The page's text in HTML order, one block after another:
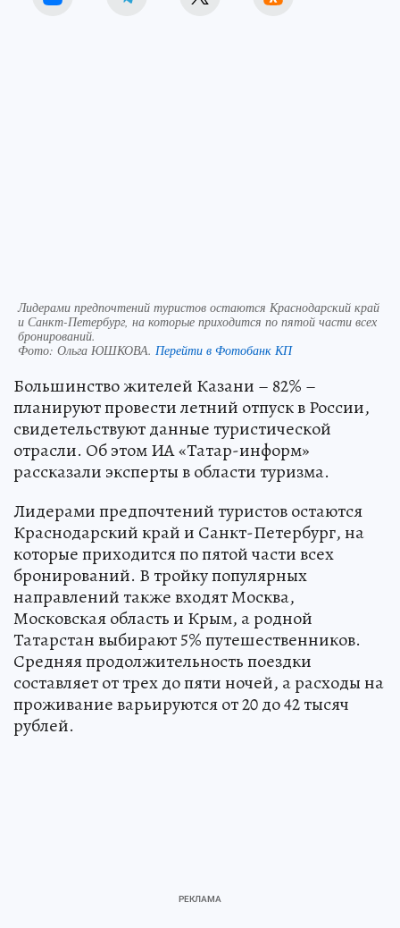
Лидерами предпочтений туристов остаются Краснодарский край
и Санкт-Петербург, на которые приходится по пятой части всех
бронирований.
Фото: Ольга ЮШКОВА. Перейти в Фотобанк КП
Большинство жителей Казани – 82% –
планируют провести летний отпуск в России,
свидетельствуют данные туристической
отрасли. Об этом ИА «Татар-информ»
рассказали эксперты в области туризма.
Лидерами предпочтений туристов остаются
Краснодарский край и Санкт-Петербург, на
которые приходится по пятой части всех
бронирований. В тройку популярных
направлений также входят Москва,
Московская область и Крым, а родной
Татарстан выбирают 5% путешественников.
Средняя продолжительность поездки
составляет от трех до пяти ночей, а расходы на
проживание варьируются от 20 до 42 тысяч
рублей.